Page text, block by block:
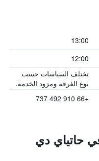
13:00
12:00
تختلف السياسات حسب
نوع الغرفة ومزود الخدمة.
+66 910 492 737
حاتياي دي